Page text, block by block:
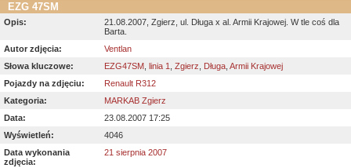
EZG 47SM
Opis:
21.08.2007, Zgierz, ul. Długa x al. Armii Krajowej. W tle coś dla
Barta.
Autor zdjęcia:
Ventlan
Słowa kluczowe:
EZG47SM linia 1 Zgierz Długa Armii Krajowej
Pojazdy na zdjęciu:
Renault R312
Kategoria:
MARKAB Zgierz
Data:
23.08.2007 17:25
Wyświetleń:
4046
Data wykonania
zdjęcia:
21 sierpnia 2007